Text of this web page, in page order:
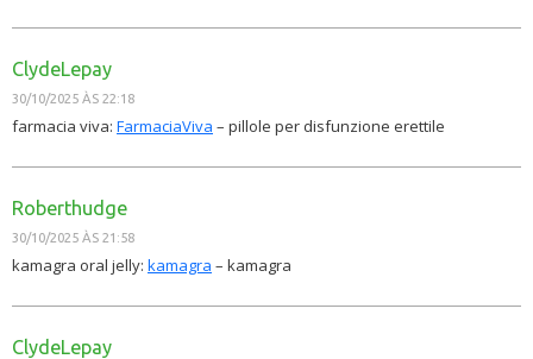
ClydeLepay
30/10/2025 ÀS 22:18
farmacia viva: FarmaciaViva – pillole per disfunzione erettile
Roberthudge
30/10/2025 ÀS 21:58
kamagra oral jelly: kamagra – kamagra
ClydeLepay